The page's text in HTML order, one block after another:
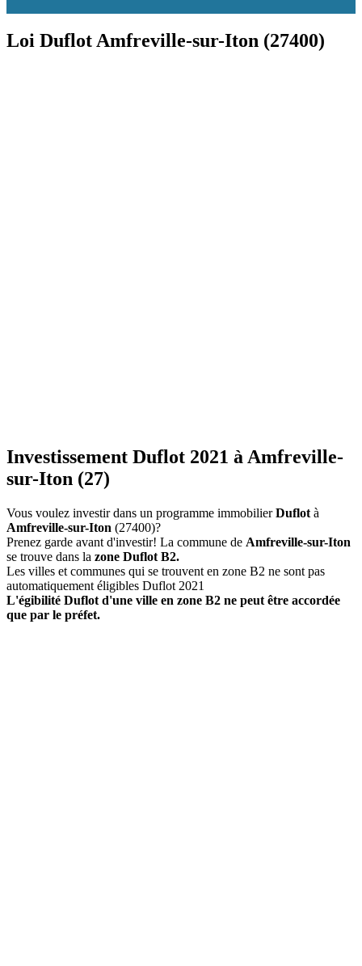
Loi Duflot Amfreville-sur-Iton (27400)
Investissement Duflot 2021 à Amfreville-
sur-Iton (27)
Vous voulez investir dans un programme immobilierDuflot à
Amfreville-sur-Iton (27400)?
Prenez garde avant d'investir! La commune de Amfreville-sur-Iton
se trouve dans la zone Duflot B2.
Les villes et communes qui se trouvent en zone B2 ne sont pas
automatiquement éligibles Duflot 2021
L'égibilité Duflot d'une ville en zone B2 ne peut être accordée
que par le préfet.